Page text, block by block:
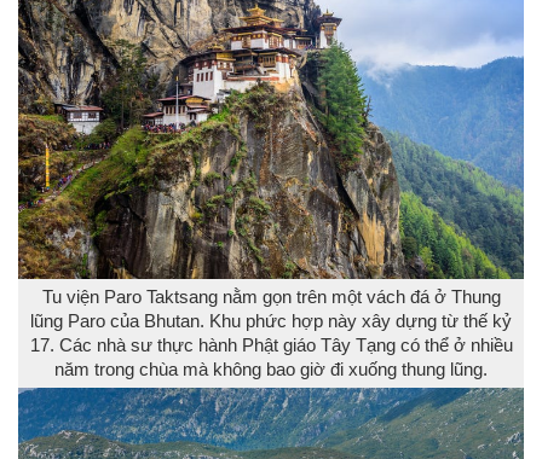
Tu viện Paro Taktsang nằm gọn trên một vách đá ở Thung
lũng Paro của Bhutan. Khu phức hợp này xây dựng từ thế kỷ
17. Các nhà sư thực hành Phật giáo Tây Tạng có thể ở nhiều
năm trong chùa mà không bao giờ đi xuống thung lũng.